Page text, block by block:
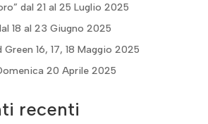
dal 21 al 25 Luglio 2025
18 al 23 Giugno 2025
16, 17, 18 Maggio 2025
20 Aprile 2025
recenti